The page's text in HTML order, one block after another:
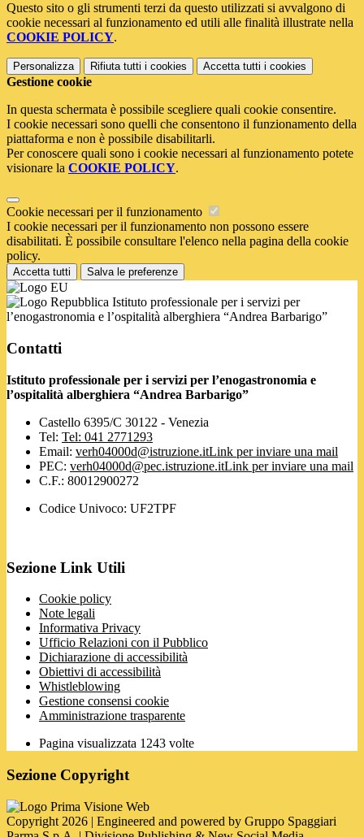
Questo sito o gli strumenti terzi da questo utilizzati si avvalgono di
cookie necessari al funzionamento ed utili alle finalità illustrate nella
COOKIE POLICY.
Personalizza Rifiuta tutti i cookies Accetta tutti i cookies
Gestione cookie
In questa schermata è possibile scegliere quali cookie consentire.
I cookie necessari sono quelli che consentono il funzionamento della
piattaforma e non è possibile disabilitarli.
Per conoscere quali sono i cookie necessari al funzionamento potete
visionare la COOKIE POLICY.
Cookie necessari per il funzionamento
I cookie necessari per il funzionamento non possono essere
disabilitati. È possibile consultare l'elenco nella pagina della cookie
policy.
Accetta tutti Salva le preferenze
Istituto professionale per i servizi per
l’enogastronomia e l’ospitalità alberghiera “Andrea Barbarigo”
Contatti
Istituto professionale per i servizi per l’enogastronomia e
l’ospitalità alberghiera “Andrea Barbarigo”
Castello 6395/C 30122 - Venezia
Tel: Tel: 041 2771293
Email: verh04000d@istruzione.itLink per inviare una mail
PEC: verh04000d@pec.istruzione.itLink per inviare una mail
C.F.: 80012900272
Codice Univoco: UF2TPF
Sezione Link Utili
Cookie policy
Note legali
Informativa Privacy
Ufficio Relazioni con il Pubblico
Dichiarazione di accessibilità
Obiettivi di accessibilità
Whistleblowing
Gestione consensi cookie
Amministrazione trasparente
Pagina visualizzata 1243 volte
Sezione Copyright
Copyright 2026 | Engineered and powered by Gruppo Spaggiari